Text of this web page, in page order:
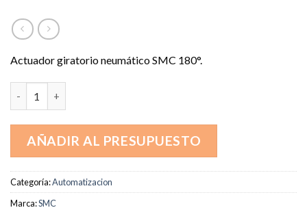
Actuador giratorio neumático SMC 180°.
AÑADIR AL PRESUPUESTO
Categoría:Automatizacion
Marca:SMC